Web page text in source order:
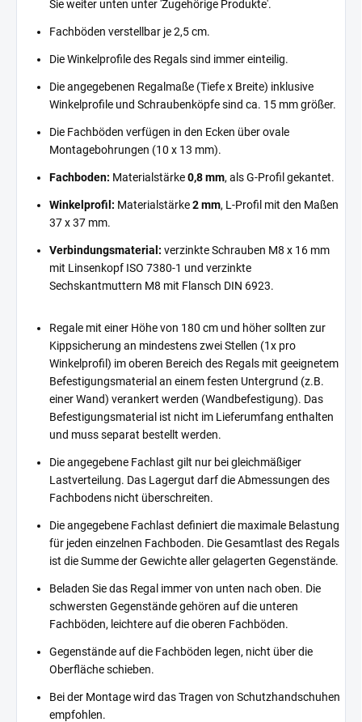
Sie weiter unten unter 'Zugehörige Produkte'.
Fachböden verstellbar je 2,5 cm.
Die Winkelprofile des Regals sind immer einteilig.
Die angegebenen Regalmaße (Tiefe x Breite) inklusive
Winkelprofile und Schraubenköpfe sind ca. 15 mm größer.
Die Fachböden verfügen in den Ecken über ovale
Montagebohrungen (10 x 13 mm).
Fachboden: Materialstärke0,8 mm, als G-Profil gekantet.
Winkelprofil: Materialstärke2 mm, L-Profil mit den Maßen
37 x 37 mm.
Verbindungsmaterial: verzinkte Schrauben M8 x 16 mm
mit Linsenkopf ISO 7380-1 und verzinkte
Sechskantmuttern M8 mit Flansch DIN 6923.
Regale mit einer Höhe von 180 cm und höher sollten zur
Kippsicherung an mindestens zwei Stellen (1x pro
Winkelprofil) im oberen Bereich des Regals mit geeignetem
Befestigungsmaterial an einem festen Untergrund (z.B.
einer Wand) verankert werden (Wandbefestigung). Das
Befestigungsmaterial ist nicht im Lieferumfang enthalten
und muss separat bestellt werden.
Die angegebene Fachlast gilt nur bei gleichmäßiger
Lastverteilung. Das Lagergut darf die Abmessungen des
Fachbodens nicht überschreiten.
Die angegebene Fachlast definiert die maximale Belastung
für jeden einzelnen Fachboden. Die Gesamtlast des Regals
ist die Summe der Gewichte aller gelagerten Gegenstände.
Beladen Sie das Regal immer von unten nach oben. Die
schwersten Gegenstände gehören auf die unteren
Fachböden, leichtere auf die oberen Fachböden.
Gegenstände auf die Fachböden legen, nicht über die
Oberfläche schieben.
Bei der Montage wird das Tragen von Schutzhandschuhen
empfohlen.